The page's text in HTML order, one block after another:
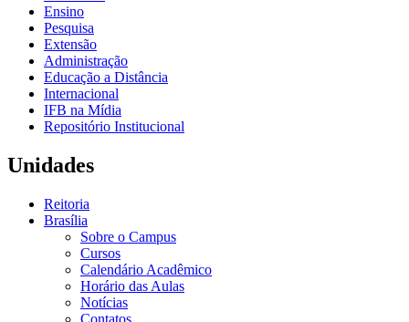
Ensino
Pesquisa
Extensão
Administração
Educação a Distância
Internacional
IFB na Mídia
Repositório Institucional
Unidades
Reitoria
Brasília
Sobre o Campus
Cursos
Calendário Acadêmico
Horário das Aulas
Notícias
Contatos